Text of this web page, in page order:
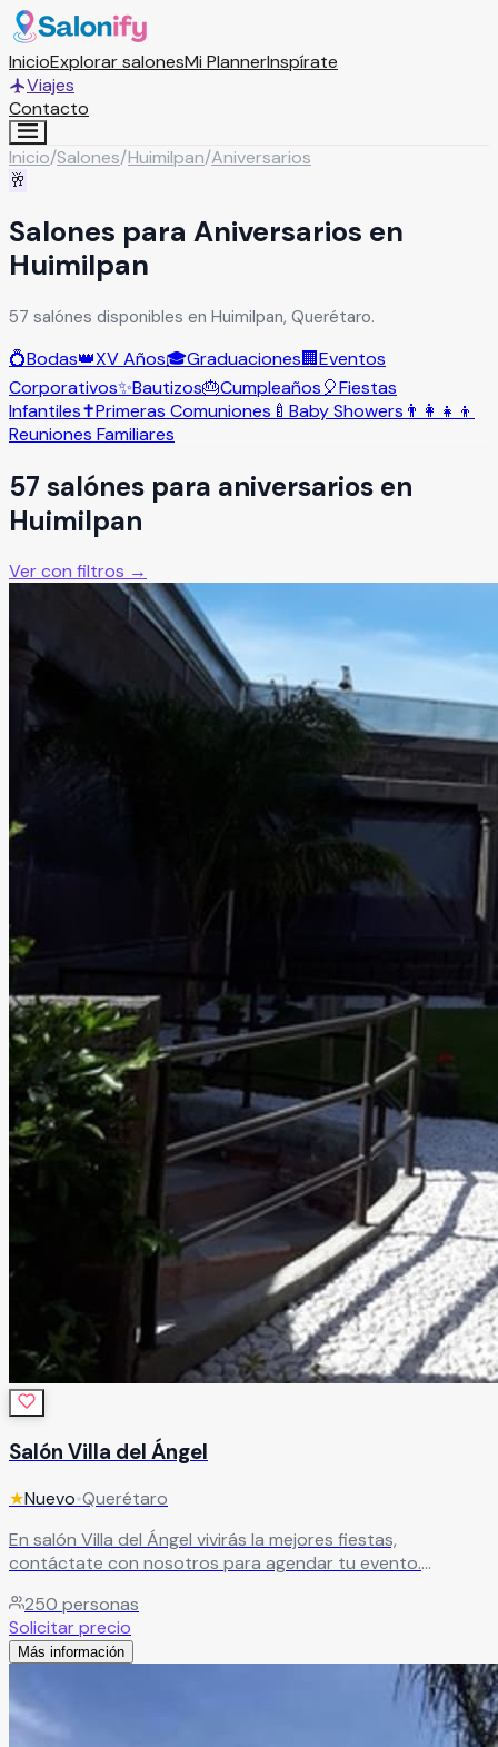
InicioExplorar salonesMi PlannerInspírate
Viajes
Contacto
Inicio/Salones/Huimilpan/Aniversarios
🥂
Salones para Aniversarios en
Huimilpan
57 salónes disponibles en Huimilpan, Querétaro.
💍Bodas👑XV Años🎓Graduaciones🏢Eventos
Corporativos✨Bautizos🎂Cumpleaños🎈Fiestas
Infantiles✝️Primeras Comuniones 🍼 Baby Showers 👨‍👩‍👧‍👦
Reuniones Familiares
57 salónes para aniversarios en
Huimilpan
Ver con filtros →
Salón Villa del Ángel
★Nuevo•Querétaro
En salón Villa del Ángel vivirás la mejores fiestas,
contáctate con nosotros para agendar tu evento.
250 personas
Solicitar precio
Más información